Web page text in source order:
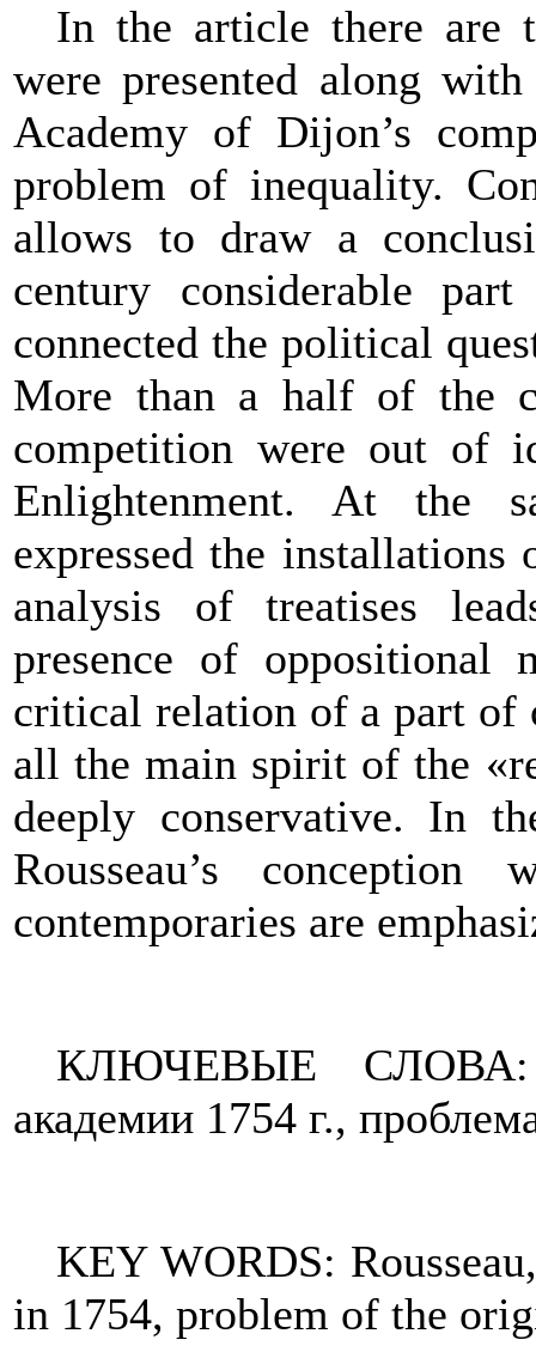
In the article there are
were presented along
Academy of Dijon’s
problem of inequality.
allows to draw a
century considerable
connected the political
More than a half of the
competition were out of
Enlightenment. At the
expressed the
analysis of treatises
presence of oppositional
critical relation of a part
all the main spirit of the
deeply conservative. In
Rousseau’s conception
contemporaries are
КЛЮЧЕВЫЕ СЛОВА:
академии 1754 г.,
KEY WORDS: Rousseau
in 1754, problem of the